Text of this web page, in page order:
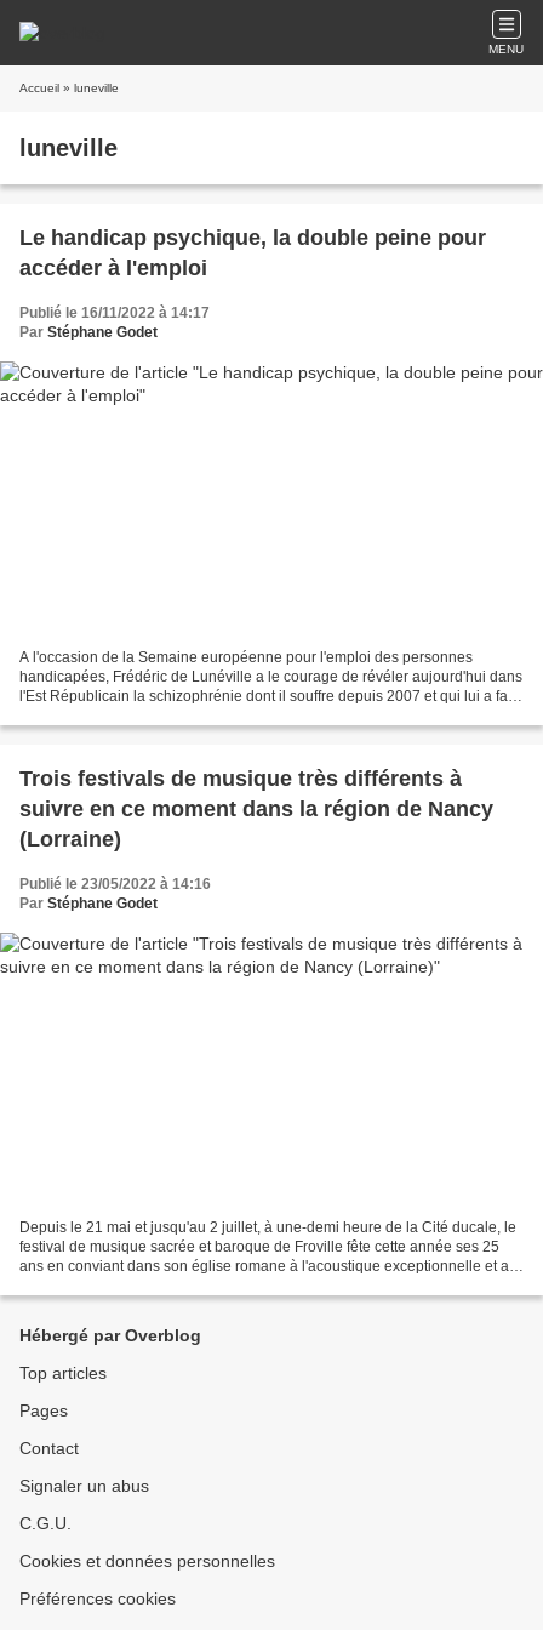
MENU
Accueil » luneville
luneville
Le handicap psychique, la double peine pour
accéder à l'emploi
Publié le 16/11/2022 à 14:17
Par Stéphane Godet
A l'occasion de la Semaine européenne pour l'emploi des personnes
handicapées, Frédéric de Lunéville a le courage de révéler aujourd'hui dans
l'Est Républicain la schizophrénie dont il souffre depuis 2007 et qui lui a fait
Trois festivals de musique très différents à
suivre en ce moment dans la région de Nancy
(Lorraine)
Publié le 23/05/2022 à 14:16
Par Stéphane Godet
Depuis le 21 mai et jusqu'au 2 juillet, à une-demi heure de la Cité ducale, le
festival de musique sacrée et baroque de Froville fête cette année ses 25
ans en conviant dans son église romane à l'acoustique exceptionnelle et au
Hébergé par Overblog
Top articles
Pages
Contact
Signaler un abus
C.G.U.
Cookies et données personnelles
Préférences cookies